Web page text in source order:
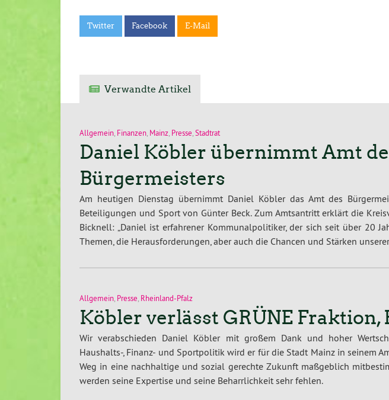
Twitter Facebook E-Mail
Verwandte Artikel
Allgemein Finanzen Mainz Presse Stadtrat
Daniel Köbler übernimmt Amt
Bürgermeisters
Am heutigen Dienstag übernimmt Daniel Köbler das Amt des
Beteiligungen und Sport von Günter Beck. Zum Amtsantritt erklärt die
Bicknell: „Daniel ist erfahrener Kommunalpolitiker, der sich seit über 20
Themen, die Herausforderungen, aber auch die Chancen und Stärken
Allgemein Presse Rheinland-Pfalz
Köbler verlässt GRÜNE Fraktion,
Wir verabschieden Daniel Köbler mit großem Dank und hoher
Haushalts-, Finanz- und Sportpolitik wird er für die Stadt Mainz in seinem
Weg in eine nachhaltige und sozial gerechte Zukunft maßgeblich
werden seine Expertise und seine Beharrlichkeit sehr fehlen.